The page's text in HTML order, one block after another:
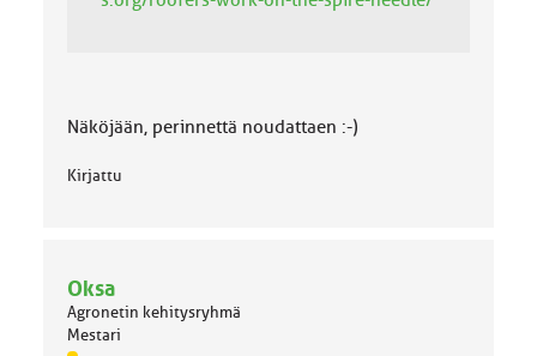
Näköjään, perinnettä noudattaen :-)
Kirjattu
Oksa
Agronetin kehitysryhmä
Mestari